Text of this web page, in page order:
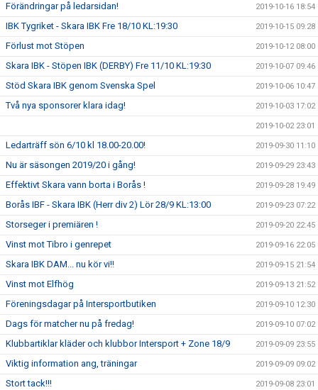
Förändringar på ledarsidan! 2019-10-16 18:54
IBK Tygriket - Skara IBK Fre 18/10 KL:19:30 2019-10-15 09:28
Förlust mot Stöpen 2019-10-12 08:00
Skara IBK - Stöpen IBK (DERBY) Fre 11/10 KL:19:30 2019-10-07 09:46
Stöd Skara IBK genom Svenska Spel 2019-10-06 10:47
Två nya sponsorer klara idag! 2019-10-03 17:02
2019-10-02 23:01
Ledarträff sön 6/10 kl 18.00-20.00! 2019-09-30 11:10
Nu är säsongen 2019/20 i gång! 2019-09-29 23:43
Effektivt Skara vann borta i Borås ! 2019-09-28 19:49
Borås IBF - Skara IBK (Herr div 2) Lör 28/9 KL:13:00 2019-09-23 07:22
Storseger i premiären ! 2019-09-20 22:45
Vinst mot Tibro i genrepet 2019-09-16 22:05
Skara IBK DAM... nu kör vi!! 2019-09-15 21:54
Vinst mot Elfhög 2019-09-13 21:52
Föreningsdagar på Intersportbutiken 2019-09-10 12:30
Dags för matcher nu på fredag! 2019-09-10 07:02
Klubbartiklar kläder och klubbor Intersport + Zone 18/9 2019-09-09 23:55
Viktig information ang, träningar 2019-09-09 09:02
Stort tack!!! 2019-09-08 23:01